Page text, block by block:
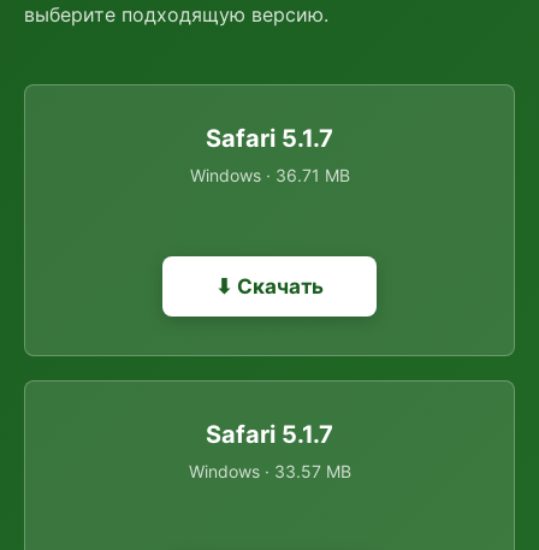
выберите подходящую версию.
Safari 5.1.7
Windows · 36.71 MB
⬇ Скачать
Safari 5.1.7
Windows · 33.57 MB